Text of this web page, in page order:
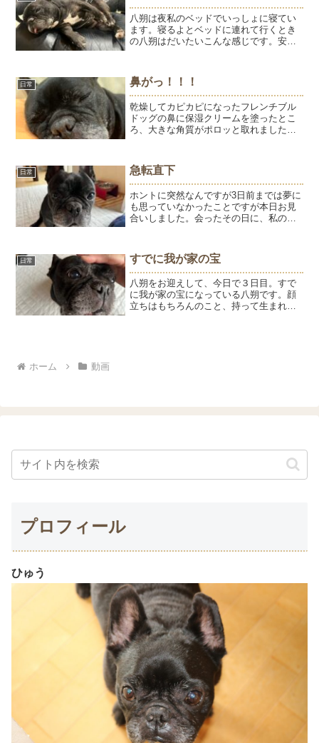
八朔は夜私のベッドでいっしょに寝てい
ます。寝るよとベッドに連れて行くとき
の八朔はだいたいこんな感じです。安心
れている幸せなわんこです。おそらくそ
うじゃない時期があって、...
日常 鼻がっ！！！
乾燥してカピカピになったフレンチブル
ドッグの鼻に保湿クリームを塗ったとこ
ろ、大きな角質がポロッと取れました。
日常 急転直下
ホントに突然なんですが3日前までは夢に
も思っていなかったことですが本日お見
合いしました。会ったその日に、私の膝
ように、いびきをかいて寝る。はじめて
のお家でここまでくつろ...
日常 すでに我が家の宝
八朔をお迎えして、今日で３日目。すで
に我が家の宝になっている八朔です。顔
立ちはもちろんのこと、持って生まれた
ホーム
動画
プロフィール
ひゅう